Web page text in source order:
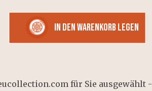
in den Warenkorb legen
für Sie ausgewählt -